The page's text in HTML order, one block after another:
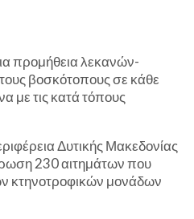
προμήθεια λεκανών-
βοσκότοπους σε κάθε
με τις κατά τόπους
Δυτικής Μακεδονίας
230 αιτημάτων που
κτηνοτροφικών μονάδων